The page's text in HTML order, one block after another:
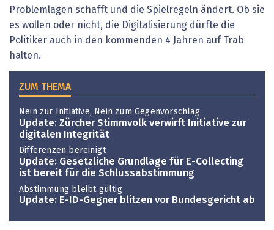
Problemlagen schafft und die Spielregeln ändert. Ob sie
es wollen oder nicht, die Digitalisierung dürfte die
Politiker auch in den kommenden 4 Jahren auf Trab
halten.
ZUM THEMA
Nein zur Initiative, Nein zum Gegenvorschlag
Update: Zürcher Stimmvolk verwirft Initiative zur
digitalen Integrität
Differenzen bereinigt
Update: Gesetzliche Grundlage für E-Collecting
ist bereit für die Schlussabstimmung
Abstimmung bleibt gültig
Update: E-ID-Gegner blitzen vor Bundesgericht ab